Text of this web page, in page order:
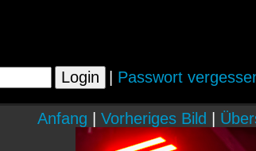
Passwort
Anfang Vorheriges Bild